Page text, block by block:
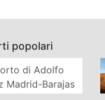
popolari
di Adolfo
Madrid-Barajas